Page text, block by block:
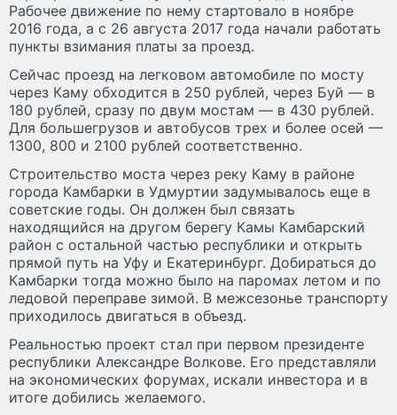
Рабочее движение по нему стартовало в ноябре
2016 года, а с 26 августа 2017 года начали работать
пункты взимания платы за проезд.
Сейчас проезд на легковом автомобиле по мосту
через Каму обходится в 250 рублей, через Буй — в
180 рублей, сразу по двум мостам — в 430 рублей.
Для большегрузов и автобусов трех и более осей —
1300, 800 и 2100 рублей соответственно.
Строительство моста через реку Каму в районе
города Камбарки в Удмуртии задумывалось еще в
советские годы. Он должен был связать
находящийся на другом берегу Камы Камбарский
район с остальной частью республики и открыть
прямой путь на Уфу и Екатеринбург. Добираться до
Камбарки тогда можно было на паромах летом и по
ледовой переправе зимой. В межсезонье транспорту
приходилось двигаться в объезд.
Реальностью проект стал при первом президенте
республики Александре Волкове. Его представляли
на экономических форумах, искали инвестора и в
итоге добились желаемого.